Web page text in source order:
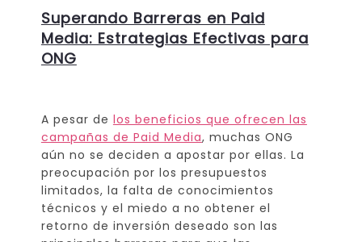
Superando Barreras en Paid
Media: Estrategias Efectivas para
ONG
A pesar de los beneficios que ofrecen las
campañas de Paid Media, muchas ONG
aún no se deciden a apostar por ellas. La
preocupación por los presupuestos
limitados, la falta de conocimientos
técnicos y el miedo a no obtener el
retorno de inversión deseado son las